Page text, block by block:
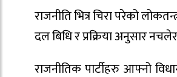
राजनीति भित्र चिरा परेको
दल बिधि र प्रक्रिया अनुसार
राजनीतिक पार्टीहरु आफ्नो